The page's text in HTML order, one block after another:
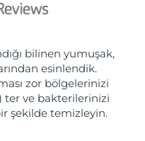
bilinen yumuşak,
esinlendik.
zor bölgelerinizi
ter ve bakterilerinizi
şekilde temizleyin.